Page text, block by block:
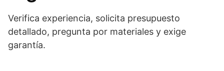
Verifica experiencia, solicita presupuesto
detallado, pregunta por materiales y exige
garantía.